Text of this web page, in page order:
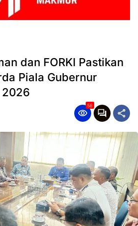
dan FORKI Pastikan
Piala Gubernur
2026
58